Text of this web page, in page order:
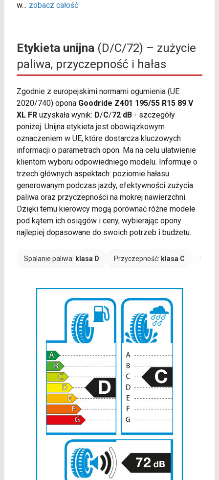
w... zobacz całość
Etykieta unijna(D/C/72) – zużycie
paliwa, przyczepność i hałas
Zgodnie z europejskimi normami ogumienia (UE
2020/740) opona Goodride Z401 195/55 R15 89 V
XL FRuzyskała wynik: D/C/72 dB- szczegóły
poniżej. Unijna etykieta jest obowiązkowym
oznaczeniem w UE, które dostarcza kluczowych
informacji o parametrach opon. Ma na celu ułatwienie
klientom wyboru odpowiedniego modelu. Informuje o
trzech głównych aspektach: poziomie hałasu
generowanym podczas jazdy, efektywności zużycia
paliwa oraz przyczepności na mokrej nawierzchni.
Dzięki temu kierowcy mogą porównać różne modele
pod kątem ich osiągów i ceny, wybierając opony
najlepiej dopasowane do swoich potrzeb i budżetu.
Spalanie paliwa: klasa D Przyczepność: klasa C